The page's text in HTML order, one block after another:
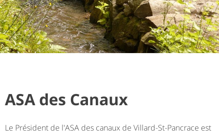
ASA des Canaux
Le Président de l'ASA des canaux de Villard-St-Pancrace est